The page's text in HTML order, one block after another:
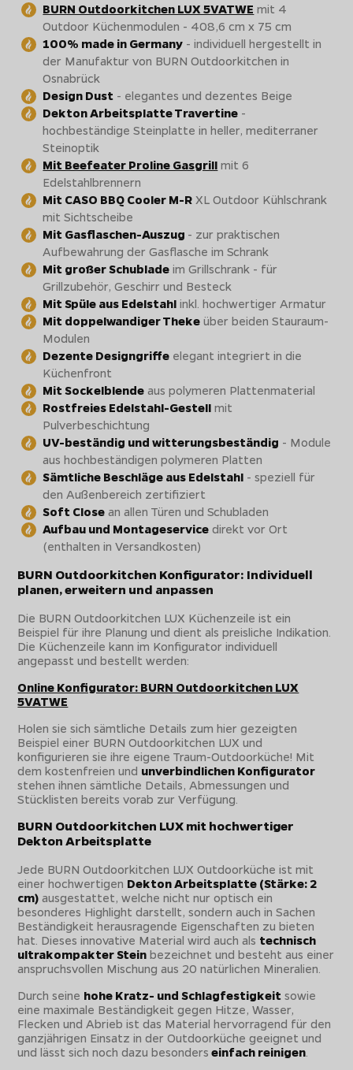
BURN Outdoorkitchen LUX 5VATWE mit 4
Outdoor Küchenmodulen - 408,6 cm x 75 cm
100% made in Germany - individuell hergestellt in
der Manufaktur von BURN Outdoorkitchen in
Osnabrück
Design Dust - elegantes und dezentes Beige
Dekton Arbeitsplatte Travertine -
hochbeständige Steinplatte in heller, mediterraner
Steinoptik
Mit Beefeater Proline Gasgrill mit 6
Edelstahlbrennern
Mit CASO BBQ Cooler M-R XL Outdoor Kühlschrank
mit Sichtscheibe
Mit Gasflaschen-Auszug - zur praktischen
Aufbewahrung der Gasflasche im Schrank
Mit großer Schublade im Grillschrank - für
Grillzubehör, Geschirr und Besteck
Mit Spüle aus Edelstahl inkl. hochwertiger Armatur
Mit doppelwandiger Theke über beiden Stauraum-
Modulen
Dezente Designgriffe elegant integriert in die
Küchenfront
Mit Sockelblende aus polymeren Plattenmaterial
Rostfreies Edelstahl-Gestell mit
Pulverbeschichtung
UV-beständig und witterungsbeständig - Module
aus hochbeständigen polymeren Platten
Sämtliche Beschläge aus Edelstahl - speziell für
den Außenbereich zertifiziert
Soft Close an allen Türen und Schubladen
Aufbau und Montageservice direkt vor Ort
(enthalten in Versandkosten)
BURN Outdoorkitchen Konfigurator: Individuell
planen, erweitern und anpassen
Die BURN Outdoorkitchen LUX Küchenzeile ist ein
Beispiel für ihre Planung und dient als preisliche Indikation.
Die Küchenzeile kann im Konfigurator individuell
angepasst und bestellt werden:
Online Konfigurator: BURN Outdoorkitchen LUX
5VATWE
Holen sie sich sämtliche Details zum hier gezeigten
Beispiel einer BURN Outdoorkitchen LUX und
konfigurieren sie ihre eigene Traum-Outdoorküche! Mit
dem kostenfreien und unverbindlichen Konfigurator
stehen ihnen sämtliche Details, Abmessungen und
Stücklisten bereits vorab zur Verfügung.
BURN Outdoorkitchen LUX mit hochwertiger
Dekton Arbeitsplatte
Jede BURN Outdoorkitchen LUX Outdoorküche ist mit
einer hochwertigen Dekton Arbeitsplatte (Stärke: 2
cm) ausgestattet, welche nicht nur optisch ein
besonderes Highlight darstellt, sondern auch in Sachen
Beständigkeit herausragende Eigenschaften zu bieten
hat. Dieses innovative Material wird auch als technisch
ultrakompakter Stein bezeichnet und besteht aus einer
anspruchsvollen Mischung aus 20 natürlichen Mineralien.
Durch seine hohe Kratz- und Schlagfestigkeit sowie
eine maximale Beständigkeit gegen Hitze, Wasser,
Flecken und Abrieb ist das Material hervorragend für den
ganzjährigen Einsatz in der Outdoorküche geeignet und
und lässt sich noch dazu besonders einfach reinigen.